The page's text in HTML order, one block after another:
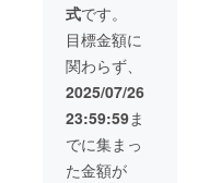
式です。
目標金額に
関わらず、
2025/07/26
23:59:59ま
でに集まっ
た金額が